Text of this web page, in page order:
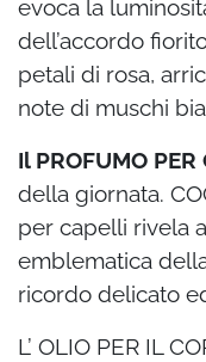
evoca la
dell’accordo
petali di rosa,
note di muschi
Il PROFUMO PER
della giornata.
per capelli rivela
emblematica
ricordo delicato
L’ OLIO PER IL